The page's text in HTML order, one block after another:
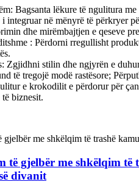
Bagsanta lëkure të ngulitura
i integruar në mënyrë të përkryer
dhe mirëmbajtjen e qeseve
‌: Përdorni rregullisht
Zgjidhni stilin dhe ngjyrën e
të tregojë modë rastësore;
e krokodilit e përdorur për
biznesit.
të gjelbër me shkëlqim
divanit